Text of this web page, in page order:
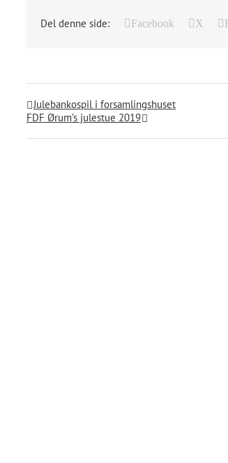
Del denne side: Facebook X
Julebankospil i forsamlingshuset
FDF Ørum’s julestue 2019